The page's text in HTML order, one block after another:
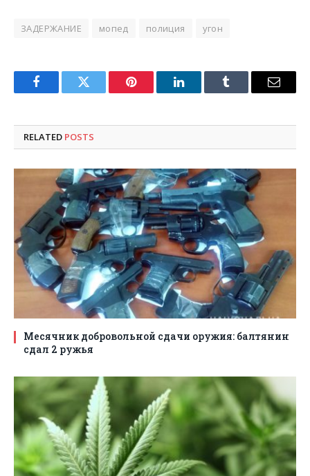
ЗАДЕРЖАНИЕ мопед полиция угон
FacebookTwitter Pinterest LinkedInTumblr Email
RELATED POSTS
Месячник добровольной сдачи оружия: балтянин
сдал 2 ружья